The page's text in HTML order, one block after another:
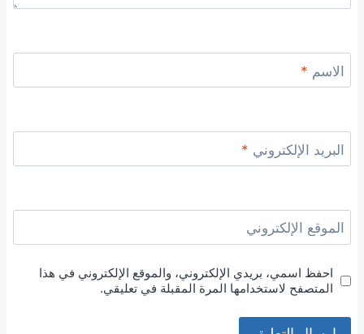
الاسم *
البريد الإلكتروني *
الموقع الإلكتروني
احفظ اسمي، بريدي الإلكتروني، والموقع الإلكتروني في هذا
المتصفح لاستخدامها المرة المقبلة في تعليقي.